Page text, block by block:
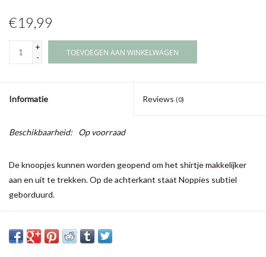
€19,99
+
-
TOEVOEGEN AAN WINKELWAGEN
Informatie Reviews (0)
Beschikbaarheid: Op voorraad
De knoopjes kunnen worden geopend om het shirtje makkelijker
aan en uit te trekken. Op de achterkant staat Noppies subtiel
geborduurd.